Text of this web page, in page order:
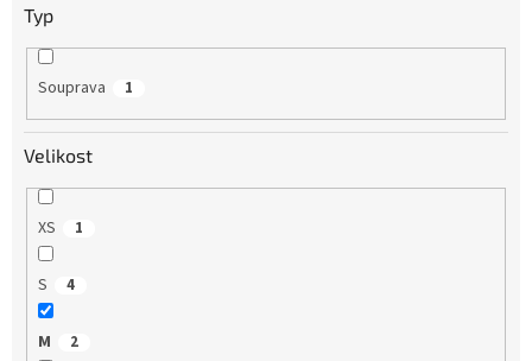
Typ
Souprava 1
Velikost
XS 1
S 4
M 2